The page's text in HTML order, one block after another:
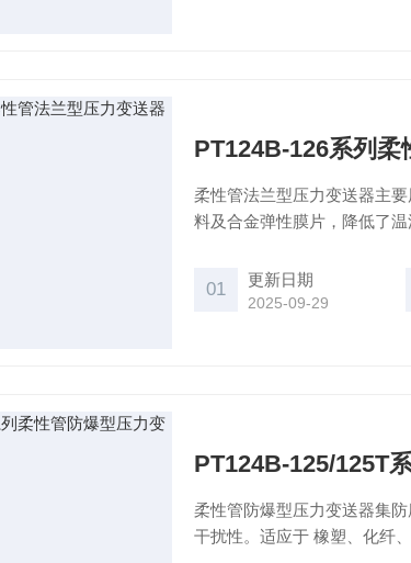
PT124B-126系列
柔性管法兰型压力变送器主
料及合金弹性膜片，降低了
01 更新日期
2025-09-29
PT124B-125/125T
柔性管防爆型压力变送器集
干扰性。适应于 橡塑、化纤